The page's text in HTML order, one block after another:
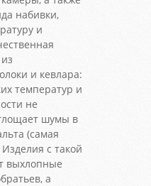
набивки,
и
и кевлара:
температур и
не
шумы в
(самая
с такой
выхлопные
а